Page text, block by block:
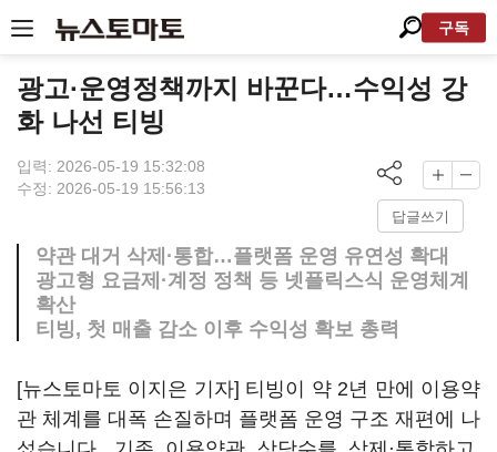
구독
광고·운영정책까지 바꾼다…수익성 강
화 나선 티빙
입력: 2026-05-19 15:32:08
수정: 2026-05-19 15:56:13
답글쓰기
약관 대거 삭제·통합…플랫폼 운영 유연성 확대
광고형 요금제·계정 정책 등 넷플릭스식 운영체계
확산
티빙, 첫 매출 감소 이후 수익성 확보 총력
[뉴스토마토 이지은 기자] 티빙이 약 2년 만에 이용약
관 체계를 대폭 손질하며 플랫폼 운영 구조 재편에 나